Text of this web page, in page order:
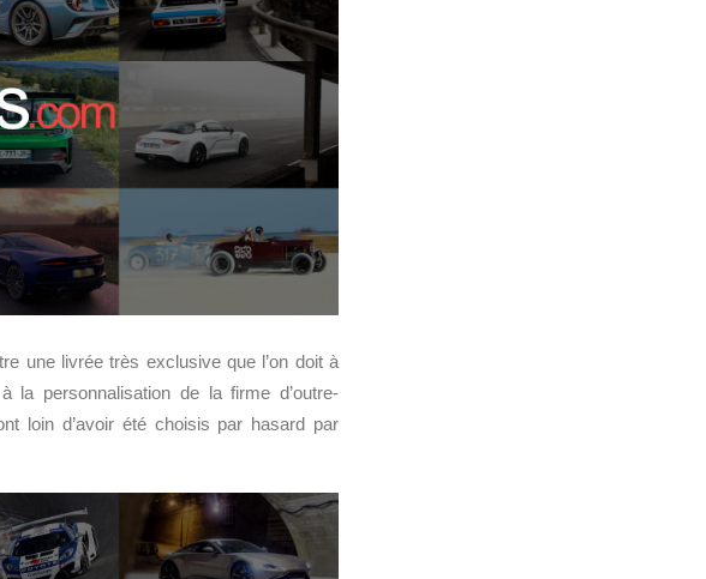
une livrée très exclusive que l’on doit à
la personnalisation de la firme d’outre-
loin d’avoir été choisis par hasard par